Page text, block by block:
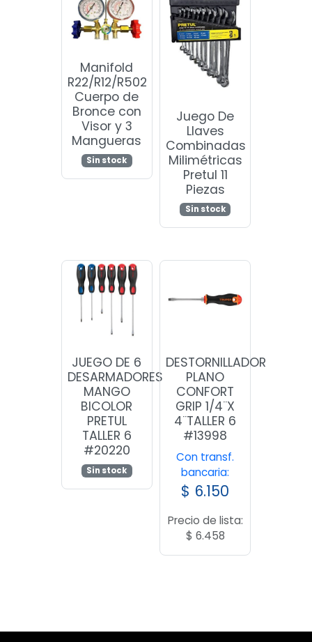
Manifold
R22/R12/R502
Cuerpo de
Bronce con
Visor y 3
Mangueras
Sin stock
Juego De
Llaves
Combinadas
Milimétricas
Pretul 11
Piezas
Sin stock
JUEGO DE 6
DESARMADORES
MANGO
BICOLOR
PRETUL
TALLER 6
#20220
Sin stock
DESTORNILLADOR
PLANO
CONFORT
GRIP 1/4¨X
4¨TALLER 6
#13998
Con transf.
bancaria:
$ 6.150
Precio de lista:
$ 6.458